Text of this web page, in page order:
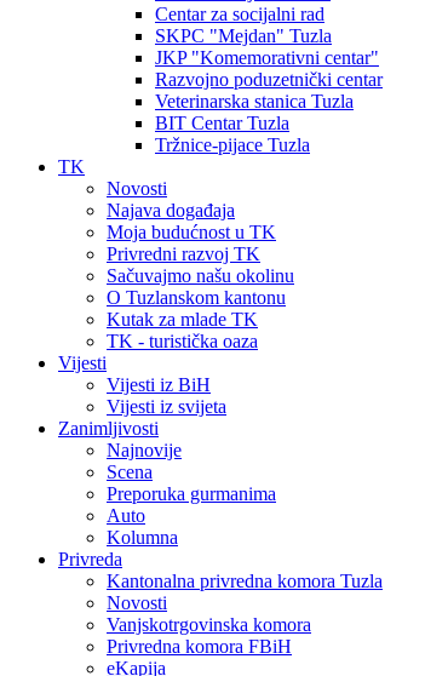
Centar za socijalni rad
SKPC "Mejdan" Tuzla
JKP "Komemorativni centar"
Razvojno poduzetnički centar
Veterinarska stanica Tuzla
BIT Centar Tuzla
Tržnice-pijace Tuzla
TK
Novosti
Najava događaja
Moja budućnost u TK
Privredni razvoj TK
Sačuvajmo našu okolinu
O Tuzlanskom kantonu
Kutak za mlade TK
TK - turistička oaza
Vijesti
Vijesti iz BiH
Vijesti iz svijeta
Zanimljivosti
Najnovije
Scena
Preporuka gurmanima
Auto
Kolumna
Privreda
Kantonalna privredna komora Tuzla
Novosti
Vanjskotrgovinska komora
Privredna komora FBiH
eKapija